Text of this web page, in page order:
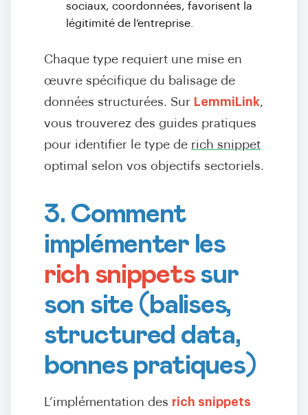
sociaux, coordonnées, favorisent la
légitimité de l’entreprise.
Chaque type requiert une mise en
œuvre spécifique du balisage de
données structurées. Sur LemmiLink,
vous trouverez des guides pratiques
pour identifier le type de rich snippet
optimal selon vos objectifs sectoriels.
3. Comment
implémenter les
rich snippetssur
son site (balises,
structured data,
bonnes pratiques)
L’implémentation des rich snippets